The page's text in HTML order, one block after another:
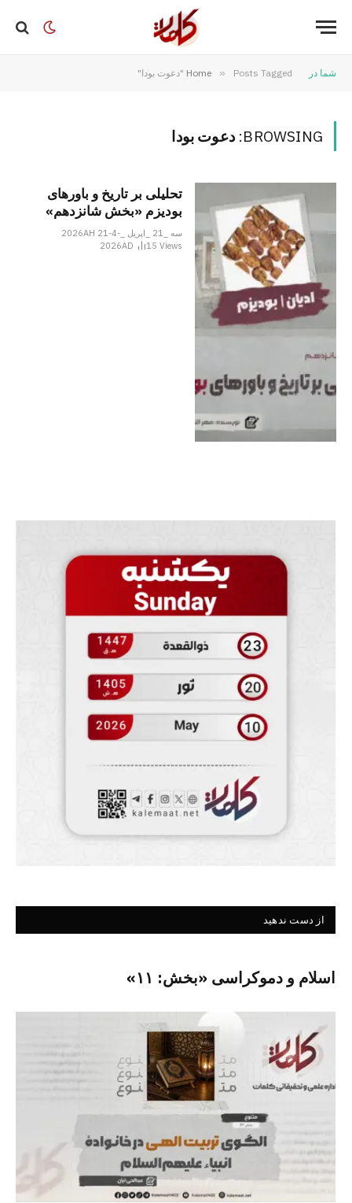
شما در Home » Posts Tagged "دعوت بودا"
BROWSING: دعوت بودا
تحلیلی بر تاریخ و باورهای
بودیزم «بخش شانزدهم»
سه _21 _اپریل _2026AH 21-4-
2026AD
15Views
از دست ندهید
اسلام و دموکراسی «بخش: ۱۱»